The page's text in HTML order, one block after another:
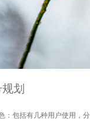
划
：包括有几种用户使用，